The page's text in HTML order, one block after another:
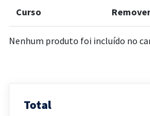
Curso Remover
Nenhum produto foi incluído no
Total